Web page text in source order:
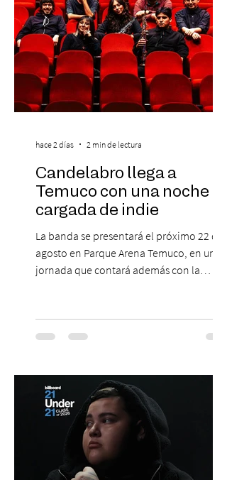
Candelabro llega a
Temuco con una noche
cargada de indie
La banda se presentará el próximo 22 de
agosto en Parque Arena Temuco, en una
jornada que contará además con la
agosto, el Parque Arena Temuco será
escenario de una noche dedicada al indie
banda que llegará a la capital de La
Araucanía para ofrecer un show cargado
de energía, guitarras y canciones que han
marcado su breve pero exitosa trayectoria.
hace 2 días 2 min de lectura